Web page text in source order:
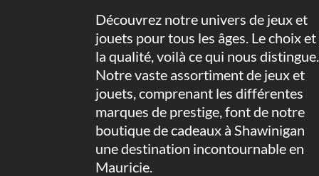
Découvrez notre univers de jeux et
jouets pour tous les âges. Le choix et
la qualité, voilà ce qui nous distingue.
Notre vaste assortiment de jeux et
jouets, comprenant les différentes
marques de prestige, font de notre
boutique de cadeaux à Shawinigan
une destination incontournable en
Mauricie.